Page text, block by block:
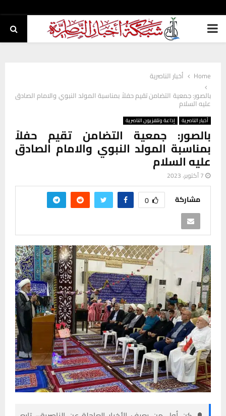
PRIMARY
Home
أخبار الناصرية
بالصور: جمعية التضامن تقيم حفلاً بمناسبة المولد النبوي والامام الصادق
عليه السلام
أخبار الناصرية إذاعة وتلفزيون الناصرية
بالصور: جمعية التضامن تقيم حفلاً
بمناسبة المولد النبوي والامام الصادق
عليه السلام
7 أكتوبر، 2023
مشاركة 0